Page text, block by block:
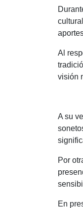
Al
visión
A su
Por
En